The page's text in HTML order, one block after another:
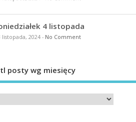
4 listopada
listopada, 2024- No Comment
posty wg miesięcy